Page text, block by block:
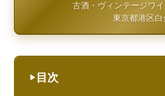
古酒・ヴィンテージワ
東京都港区
▶ 目次